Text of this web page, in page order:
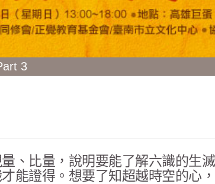
3
、比量，說明要能了解六識的生
能證得。想要了知超越時空的心